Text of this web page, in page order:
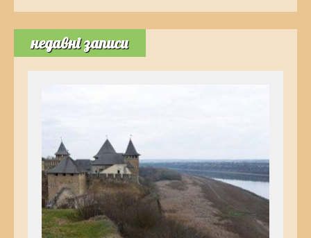
недавні записи